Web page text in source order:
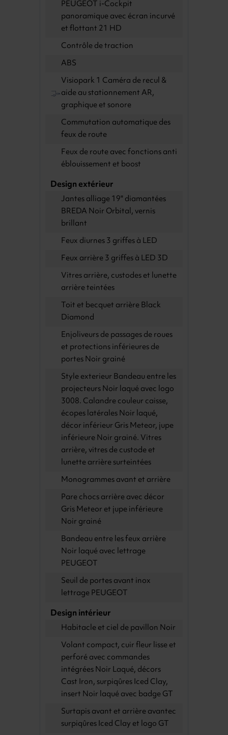
PEUGEOT i-Cockpit
panoramique avec écran incurvé
et flottant 21 HD
Contrôle de traction
ABS
Visiopark 1 Caméra de recul &
aide au stationnement AR,
graphique et sonore
Commutation automatique des
feux de route
Feux de route avec fonctions anti
éblouissement et boost
Design extérieur
Jantes alliage 19" diamantées
BREDA Noir Orbital, vernis
brillant
Feux diurnes 3 griffes à LED
Feux arrière 3 griffes à LED 3D
Vitres arrière, custodes et lunette
arrière teintées
Toit et becquet arrière Black
Diamond
Enjoliveurs de passages de roues
et protections inférieures de
portes Noir grainé
Style exterieur Bandeau entre les
projecteurs Noir laqué avec logo
3008. Calandre couleur caisse,
écopes latérales Noir laqué,
décor inférieur Gris Meteor, jupe
inférieure Noir grainé. Vitres
arrière, vitres de custode et
lunette arrière surteintées
Monogrammes avant et arrière
Pare chocs arrière avec décor
Gris Meteor et jupe inférieure
Noir grainé
Bandeau entre les feux arrière
Noir laqué avec lettrage
PEUGEOT
Seuil de portes avant inox
lettrage PEUGEOT
Design intérieur
Habitacle et ciel de pavillon Noir
Volant compact, cuir fleur lisse et
perforé avec commandes
intégrées Noir Laqué, décors
Cast Iron, surpiqûres Iced Clay,
insert Noir laqué avec badge GT
Surtapis avant et arrière avantec
surpiqûres Iced Clay et logo GT